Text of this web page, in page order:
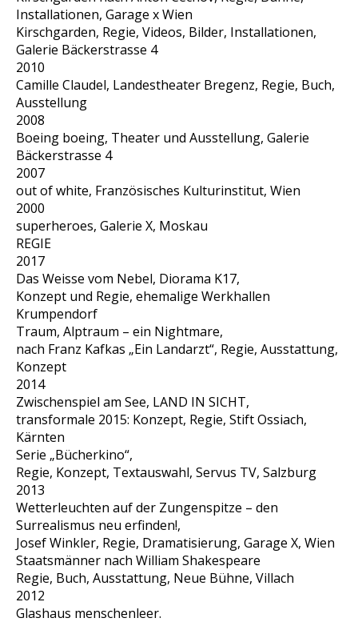
Installationen, Garage x Wien
Kirschgarden, Regie, Videos, Bilder, Installationen,
Galerie Bäckerstrasse 4
2010
Camille Claudel, Landestheater Bregenz, Regie, Buch,
Ausstellung
2008
Boeing boeing, Theater und Ausstellung, Galerie
Bäckerstrasse 4
2007
out of white, Französisches Kulturinstitut, Wien
2000
superheroes, Galerie X, Moskau
REGIE
2017
Das Weisse vom Nebel, Diorama K17,
Konzept und Regie, ehemalige Werkhallen
Krumpendorf
Traum, Alptraum – ein Nightmare,
nach Franz Kafkas „Ein Landarzt“, Regie, Ausstattung,
Konzept
2014
Zwischenspiel am See, LAND IN SICHT,
transformale 2015: Konzept, Regie, Stift Ossiach,
Kärnten
Serie „Bücherkino“,
Regie, Konzept, Textauswahl, Servus TV, Salzburg
2013
Wetterleuchten auf der Zungenspitze – den
Surrealismus neu erfinden!,
Josef Winkler, Regie, Dramatisierung, Garage X, Wien
Staatsmänner nach William Shakespeare
Regie, Buch, Ausstattung, Neue Bühne, Villach
2012
Glashaus menschenleer.